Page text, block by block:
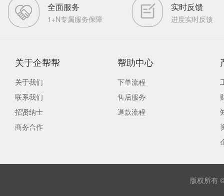
全面服务
1+N专属服务保障
实时反馈
进度实时反馈
关于企帮帮
关于我们
联系我们
招贤纳士
商务合作
帮助中心
下单流程
售后服务
退款流程
版权所有